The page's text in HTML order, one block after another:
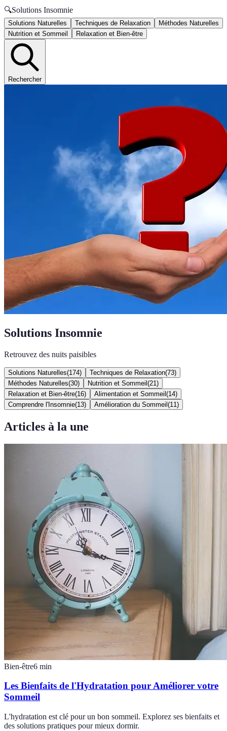
🔍Solutions Insomnie
Solutions Naturelles Techniques de Relaxation
Méthodes Naturelles
Nutrition et Sommeil
Relaxation et Bien-être
Rechercher
Solutions Insomnie
Retrouvez des nuits paisibles
Solutions Naturelles(174) Techniques de Relaxation(73)
Méthodes Naturelles(30) Nutrition et Sommeil (21 )
Relaxation et Bien-être(16) Alimentation et Sommeil (14)
Comprendre l'Insomnie(13) Amélioration du Sommeil (11 )
Articles à la une
Bien-être6 min
Les Bienfaits de l'Hydratation pour Améliorer votre
Sommeil
L'hydratation est clé pour un bon sommeil. Explorez ses bienfaits et
des solutions pratiques pour mieux dormir.